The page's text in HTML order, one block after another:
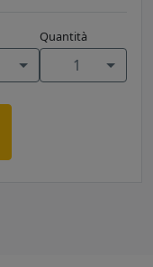
Quantità
1